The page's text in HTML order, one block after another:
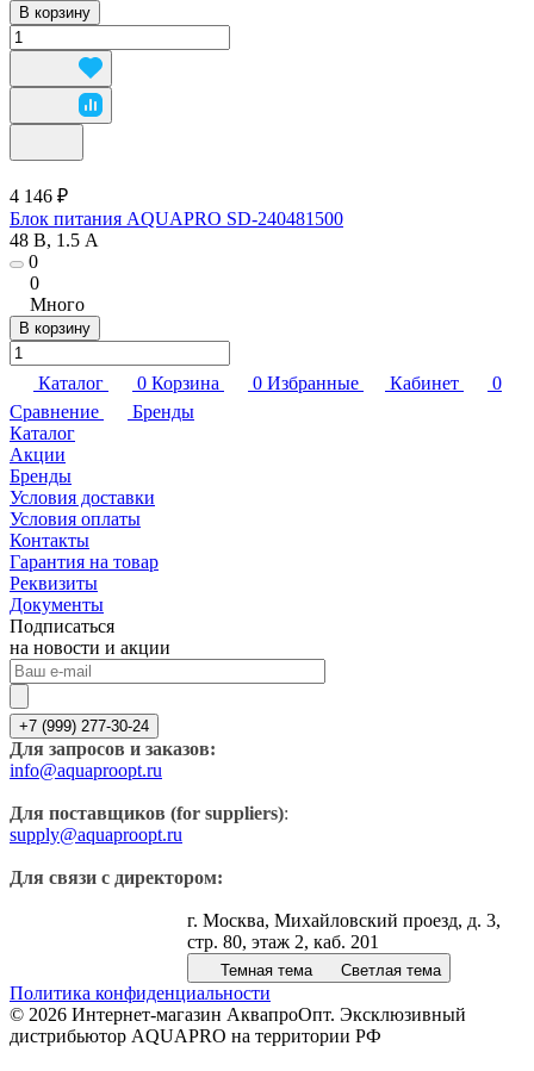
В корзину
4 146 ₽
Блок питания AQUAPRO SD-240481500
48 В, 1.5 А
0
0
Много
В корзину
Каталог 0 Корзина 0 Избранные Кабинет
0
Сравнение
Бренды
Каталог
Акции
Бренды
Условия доставки
Условия оплаты
Контакты
Гарантия на товар
Реквизиты
Документы
Подписаться
на новости и акции
+7 (999) 277-30-24
Для запросов и заказов:
info@aquaproopt.ru
Для поставщиков (for suppliers):
supply@aquaproopt.ru
Для связи с директором:
г. Москва, Михайловский проезд, д. 3,
стр. 80, этаж 2, каб. 201
Темная тема Светлая тема
Политика конфиденциальности
© 2026 Интернет-магазин АквапроОпт. Эксклюзивный
дистрибьютор AQUAPRO на территории РФ